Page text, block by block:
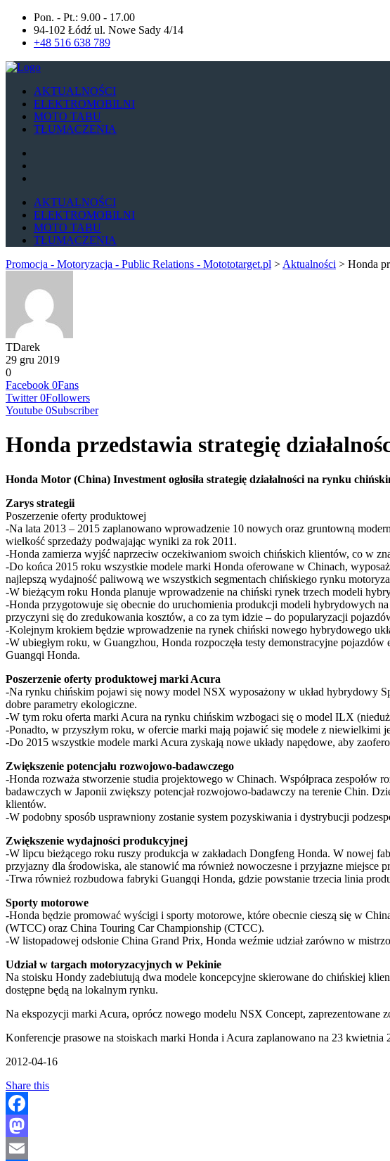
Pon. - Pt.: 9.00 - 17.00
94-102 Łódź ul. Nowe Sady 4/14
+48 516 638 789
AKTUALNOŚCI
ELEKTROMOBILNI
MOTO TABU
TŁUMACZENIA
AKTUALNOŚCI
ELEKTROMOBILNI
MOTO TABU
TŁUMACZENIA
Promocja - Motoryzacja - Public Relations - Motototarget.pl > Aktualności > Honda
TDarek
29 gru 2019
0
Facebook 0Fans
Twitter 0Followers
Youtube 0Subscriber
Honda przedstawia strategię
Honda Motor (China) Investment ogłosiła strategię działalności na rynku
Zarys strategii
Poszerzenie oferty produktowej
-Na lata 2013 – 2015 zaplanowano wprowadzenie 10 nowych oraz gruntowną
wielkość sprzedaży podwajając wyniki za rok 2011.
-Honda zamierza wyjść naprzeciw oczekiwaniom swoich chińskich klientów, co w
-Do końca 2015 roku wszystkie modele marki Honda oferowane w Chinach,
najlepszą wydajność paliwową we wszystkich segmentach chińskiego rynku
-W bieżącym roku Honda planuje wprowadzenie na chiński rynek trzech modeli
-Honda przygotowuje się obecnie do uruchomienia produkcji modeli hybrydowych
przyczyni się do zredukowania kosztów, a co za tym idzie – do popularyzacji
-Kolejnym krokiem będzie wprowadzenie na rynek chiński nowego hybrydowego
-W ubiegłym roku, w Guangzhou, Honda rozpoczęła testy demonstracyjne
Guangqi Honda.
Poszerzenie oferty produktowej marki Acura
-Na rynku chińskim pojawi się nowy model NSX wyposażony w układ hybrydowy
dobre parametry ekologiczne.
-W tym roku oferta marki Acura na rynku chińskim wzbogaci się o model ILX
-Ponadto, w przyszłym roku, w ofercie marki mają pojawić się modele z
-Do 2015 wszystkie modele marki Acura zyskają nowe układy napędowe, aby
Zwiększenie potencjału rozwojowo-badawczego
-Honda rozważa stworzenie studia projektowego w Chinach. Współpraca
badawczych w Japonii zwiększy potencjał rozwojowo-badawczy na terenie Chin.
klientów.
-W podobny sposób usprawniony zostanie system pozyskiwania i dystrybucji
Zwiększenie wydajności produkcyjnej
-W lipcu bieżącego roku ruszy produkcja w zakładach Dongfeng Honda. W nowej
przyjazny dla środowiska, ale stanowić ma również nowoczesne i przyjazne miejsce
-Trwa również rozbudowa fabryki Guangqi Honda, gdzie powstanie trzecia linia
Sporty motorowe
-Honda będzie promować wyścigi i sporty motorowe, które obecnie cieszą się w
(WTCC) oraz China Touring Car Championship (CTCC).
-W listopadowej odsłonie China Grand Prix, Honda weźmie udział zarówno w
Udział w targach motoryzacyjnych w Pekinie
Na stoisku Hondy zadebiutują dwa modele koncepcyjne skierowane do chińskiej
dostępne będą na lokalnym rynku.
Na ekspozycji marki Acura, oprócz nowego modelu NSX Concept,
Konferencje prasowe na stoiskach marki Honda i Acura zaplanowano na 23
2012-04-16
Share this
Facebook
Mastodon